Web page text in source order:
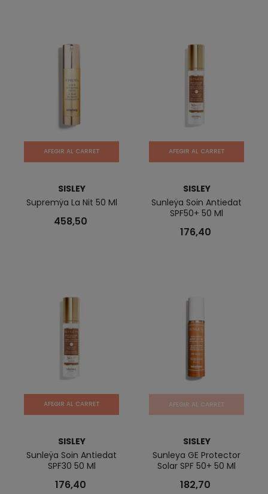
AFEGIR AL CARRET
SISLEY
Supremÿa La Nit 50 Ml
458,50
AFEGIR AL CARRET
SISLEY
Sunleÿa Soin Antiedat
SPF50+ 50 Ml
176,40
AFEGIR AL CARRET
SISLEY
Sunleÿa Soin Antiedat
SPF30 50 Ml
176,40
AFEGIR AL CARRET
SISLEY
Sunleya GE Protector
Solar SPF 50+ 50 Ml
182,70